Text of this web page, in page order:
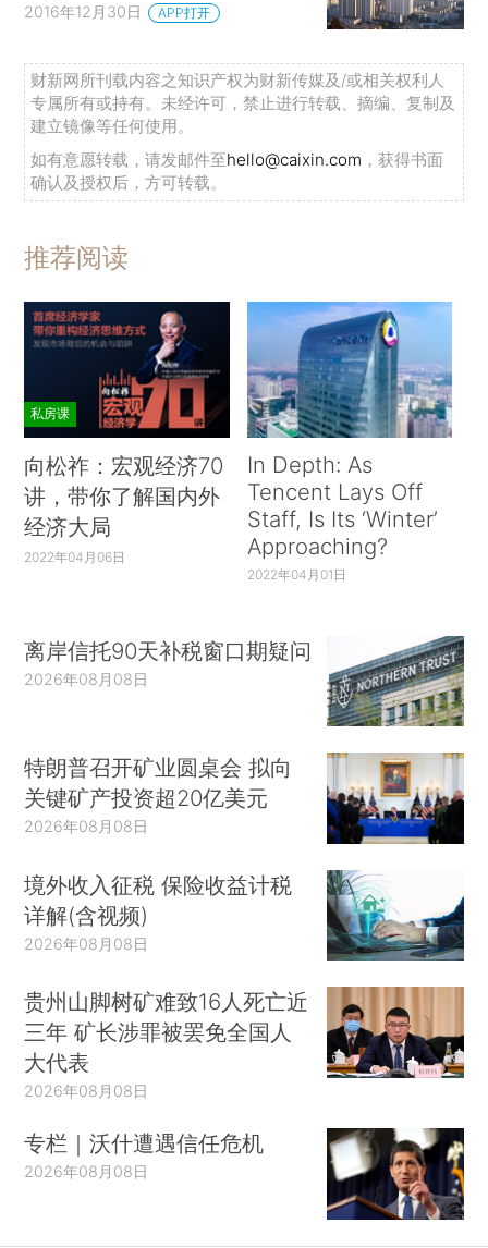
2016年12月30日 APP打开
财新网所刊载内容之知识产权为财新传媒及/或相关权利人
专属所有或持有。未经许可，禁止进行转载、摘编、复制及
建立镜像等任何使用。
如有意愿转载，请发邮件至hello@caixin.com ，获得书面
确认及授权后，方可转载。
推荐阅读
私房课
向松祚：宏观经济70
讲，带你了解国内外
经济大局
2022年04月06日
In Depth: As
Tencent Lays Off
Staff, Is Its ‘Winter’
Approaching?
2022年04月01日
离岸信托90天补税窗口期疑问
2026年08月08日
特朗普召开矿业圆桌会 拟向
关键矿产投资超20亿美元
2026年08月08日
境外收入征税 保险收益计税
详解(含视频)
2026年08月08日
贵州山脚树矿难致16人死亡近
三年 矿长涉罪被罢免全国人
大代表
2026年08月08日
专栏｜沃什遭遇信任危机
2026年08月08日